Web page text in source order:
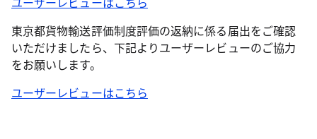
東京都貨物輸送評価制度評価の返納に係る届出をご確認
いただけましたら、下記よりユーザーレビューのご協力
をお願いします。
ユーザーレビューはこちら